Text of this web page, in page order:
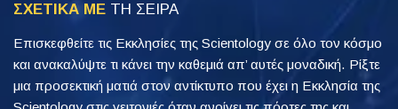
ΣΧΕΤΙΚΑ ΜΕ ΤΗ ΣΕΙΡΑ
Επισκεφθείτε τις Εκκλησίες της Scientology σε όλο τον κόσμο
και ανακαλύψτε τι κάνει την καθεμιά απ’ αυτές μοναδική. Ρίξτε
μια προσεκτική ματιά στον αντίκτυπο που έχει η Εκκλησία της